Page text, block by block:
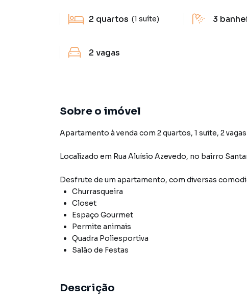
2 quartos (1 suíte) 3
2 vagas
Sobre o imóvel
Apartamento à venda com 2 quartos, 1 suite, 2
Localizado em Rua Aluísio Azevedo, no bairro
Desfrute de um apartamento, com diversas
Churrasqueira
Closet
Espaço Gourmet
Permite animais
Quadra Poliesportiva
Salão de Festas
Descrição